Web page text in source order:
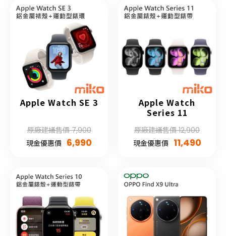
Apple Watch SE 3
原廠建議售價 7,900
現金優惠價 6,990
Apple Watch
Series 11
原廠建議售價 12,900
現金優惠價 11,490